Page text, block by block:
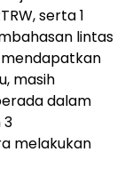
serta 1
lintas
masih
dalam
3
melakukan